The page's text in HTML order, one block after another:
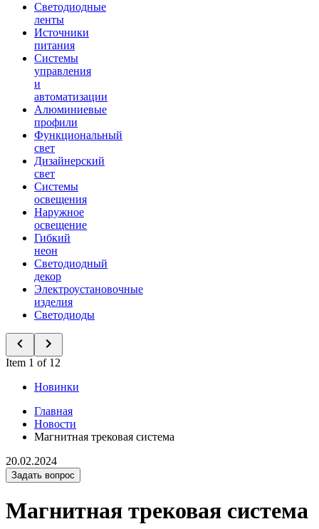
Светодиодные
ленты
Источники
питания
Системы
управления
и
автоматизации
Алюминиевые
профили
Функциональный
свет
Дизайнерский
свет
Системы
освещения
Наружное
освещение
Гибкий
неон
Светодиодный
декор
Электроустановочные
изделия
Светодиоды
Item 1 of 12
Новинки
Главная
Новости
Магнитная трековая система
20.02.2024
Задать вопрос
Магнитная трековая система